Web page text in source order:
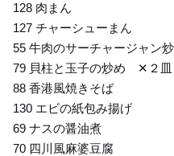
128 肉まん
127 チャーシューまん
55 牛肉のサーチャージャン
79 貝柱と玉子の炒め ✕２皿
88 香港風焼きそば
130 エビの紙包み揚げ
69 ナスの醤油煮
70 四川風麻婆豆腐